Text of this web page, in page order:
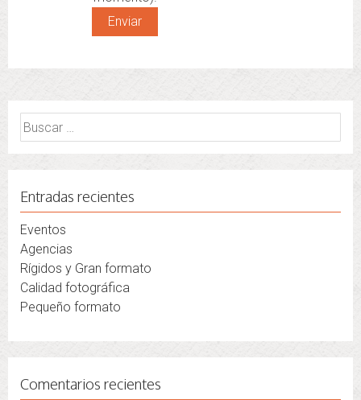
Buscar:
Entradas recientes
Eventos
Agencias
Rígidos y Gran formato
Calidad fotográfica
Pequeño formato
Comentarios recientes